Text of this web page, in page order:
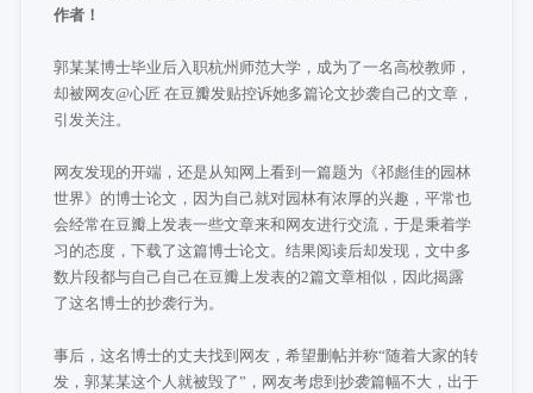
作者！
郭某某博士毕业后入职杭州师范大学，成为了一名高校教师，
却被网友@心匠 在豆瓣发贴控诉她多篇论文抄袭自己的文章，
引发关注。
网友发现的开端，还是从知网上看到一篇题为《祁彪佳的园林
世界》的博士论文，因为自己就对园林有浓厚的兴趣，平常也
会经常在豆瓣上发表一些文章来和网友进行交流，于是秉着学
习的态度，下载了这篇博士论文。结果阅读后却发现，文中多
数片段都与自己自己在豆瓣上发表的2篇文章相似，因此揭露
了这名博士的抄袭行为。
事后，这名博士的丈夫找到网友，希望删帖并称“随着大家的转
发，郭某某这个人就被毁了”，网友考虑到抄袭篇幅不大，出于